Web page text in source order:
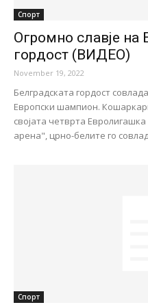
Спорт
Oгромно славје на
гордост (ВИДЕО)
November 19, 2022
Белградската гордост
Европски шампион.
својата четврта
арена", црно-белите го
Спорт